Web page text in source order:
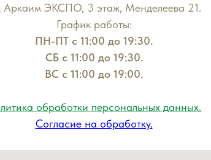
Аркаим ЭКСПО, 3 этаж, Менделеева 21.
График работы:
ПН-ПТ с 11:00 до 19:30.
СБ с 11:00 до 19:30.
ВС с 11:00 до 19:00.
обработки персональных данных.
Согласие на обработку.